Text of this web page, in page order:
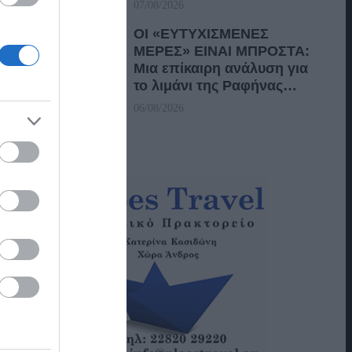
07/08/2026
ΟΙ «ΕΥΤΥΧΙΣΜΕΝΕΣ
ΜΕΡΕΣ» ΕΙΝΑΙ ΜΠΡΟΣΤΑ:
Μια επίκαιρη ανάλυση για
το λιμάνι της Ραφήνας…
06/08/2026